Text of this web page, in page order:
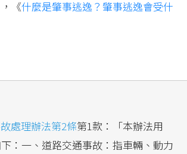
《什麼是肇事逃逸？肇事逃逸會受什
處理辦法第2條第1款：「本辦法用
：一、道路交通事故：指車輛、動力